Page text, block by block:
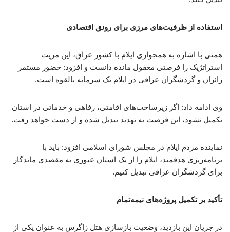
استفاده از ظرفیت‌های مرزی برای رونق اقتصادی
همتی با اشاره به همجواری ایلام با کشور عراق، این مزیت
استراتژیک را فرصتی مغفول مانده دانست و افزود: حضور مستمر
زائران و گردشگران عراقی در ایلام یک سرمایه بالقوه است.
وی ادامه داد: اگر زیرساخت‌های اقامتی، رفاهی و خدماتی در استان
تکمیل نشود، این فرصت به تهدید تبدیل شده و از دست خواهد رفت.
نماینده مردم ایلام در مجلس شورای اسلامی افزود: باید با
برنامه‌ریزی هدفمند، ایلام را از یک استان عبوری به مقصدی ماندگار
برای گردشگران عراقی تبدیل کنیم.
تأکید بر تکمیل پروژه‌های نیمه‌تمام
در جریان این بازدید، وضعیت بازسازی هتل زاگرس به عنوان یکی از